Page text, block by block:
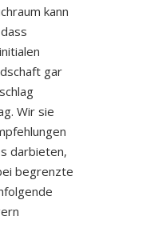
kann
gar
Wir sie
darbieten,
begrenzte